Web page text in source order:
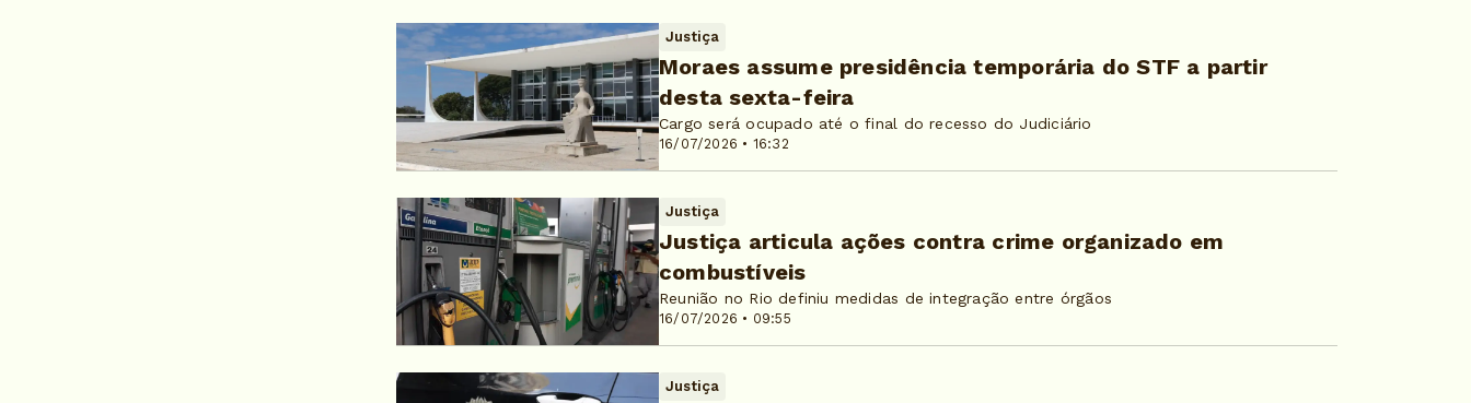
Justiça
16/07/2026 • 16:32
Moraes assume presidência temporária do STF a partir
desta sexta-feira
Cargo será ocupado até o final do recesso do Judiciário
Justiça
16/07/2026 • 09:55
Justiça articula ações contra crime organizado em
combustíveis
Reunião no Rio definiu medidas de integração entre órgãos
Justiça